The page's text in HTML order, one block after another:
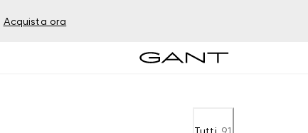
Acquista ora